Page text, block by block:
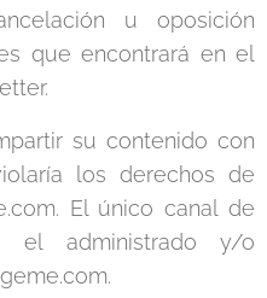
u oposición
que encontrará en el
su contenido con
los derechos de
El único canal de
el administrado y/o